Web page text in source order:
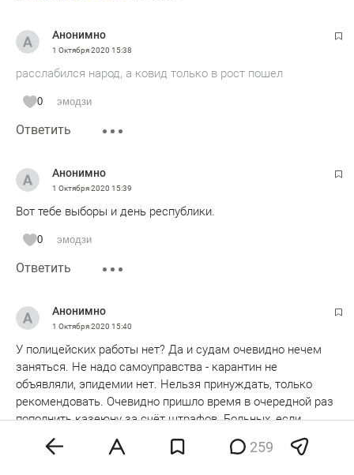
Анонимно
1 Октября 2020 15:38
расслабился народ, а ковид только в рост пошел
0 эмодзи
Ответить
Анонимно
1 Октября 2020 15:39
Вот тебе выборы и день республики.
0 эмодзи
Ответить
Анонимно
1 Октября 2020 15:40
У полицейских работы нет? Да и судам очевидно нечем
заняться. Не надо самоуправства - карантин не
объявляли, эпидемии нет. Нельзя принуждать, только
рекомендовать. Очевидно пришло время в очередной раз
пополнить казеюну за счёт штрафов. Больных, если
выявили, лечить надо, а не штрафовать.
259